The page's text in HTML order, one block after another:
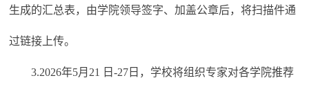
生成的汇总表，由学院领导签字、加盖公章后，将扫描件通
过链接上传。
3.2026年5月21 日-27日，学校将组织专家对各学院推荐